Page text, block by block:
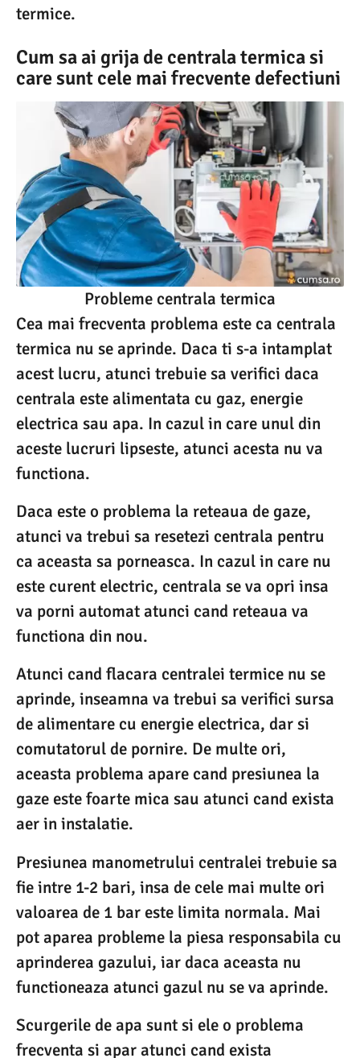
termice.
Cum sa ai grija de centrala termica si
care sunt cele mai frecvente defectiuni
Probleme centrala termica
Cea mai frecventa problema este ca centrala
termica nu se aprinde. Daca ti s-a intamplat
acest lucru, atunci trebuie sa verifici daca
centrala este alimentata cu gaz, energie
electrica sau apa. In cazul in care unul din
aceste lucruri lipseste, atunci acesta nu va
functiona.
Daca este o problema la reteaua de gaze,
atunci va trebui sa resetezi centrala pentru
ca aceasta sa porneasca. In cazul in care nu
este curent electric, centrala se va opri insa
va porni automat atunci cand reteaua va
functiona din nou.
Atunci cand flacara centralei termice nu se
aprinde, inseamna va trebui sa verifici sursa
de alimentare cu energie electrica, dar si
comutatorul de pornire. De multe ori,
aceasta problema apare cand presiunea la
gaze este foarte mica sau atunci cand exista
aer in instalatie.
Presiunea manometrului centralei trebuie sa
fie intre 1-2 bari, insa de cele mai multe ori
valoarea de 1 bar este limita normala. Mai
pot aparea probleme la piesa responsabila cu
aprinderea gazului, iar daca aceasta nu
functioneaza atunci gazul nu se va aprinde.
Scurgerile de apa sunt si ele o problema
frecventa si apar atunci cand exista